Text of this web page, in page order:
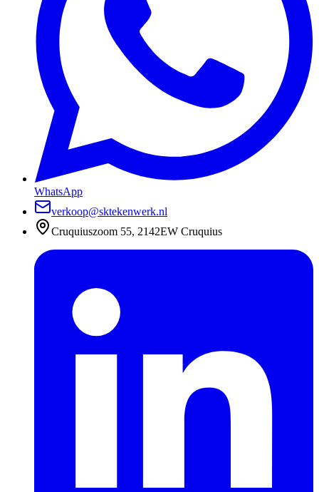
WhatsApp
verkoop@sktekenwerk.nl
Cruquiuszoom 55, 2142EW Cruquius